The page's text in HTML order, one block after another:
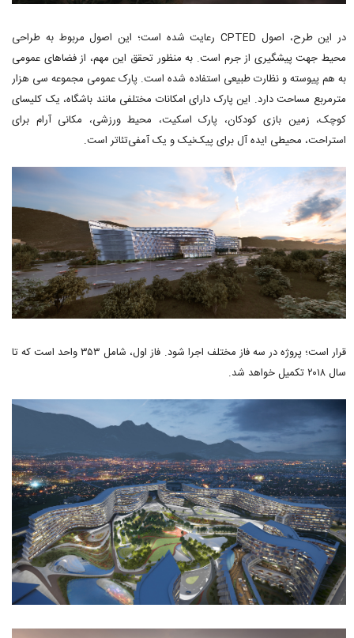
در این طرح، اصول CPTED رعایت شده است؛ این اصول مربوط به طراحی
محیط جهت پیشگیری از جرم است. به منظور تحقق این مهم، از فضاهای عمومی
به هم پیوسته و نظارت طبیعی استفاده شده است. پارک عمومی مجموعه سی هزار
مترمربع مساحت دارد. این پارک دارای امکانات مختلفی مانند باشگاه، یک کلیسای
کوچک، زمین بازی کودکان، پارک اسکیت، محیط ورزشی، مکانی آرام برای
استراحت، محیطی ایده آل برای پیک‌نیک و یک آمفی‌تئاتر است.
قرار است؛ پروژه در سه فاز مختلف اجرا شود. فاز اول، شامل ۳۵۳ واحد است که تا
سال ۲۰۱۸ تکمیل خواهد شد.